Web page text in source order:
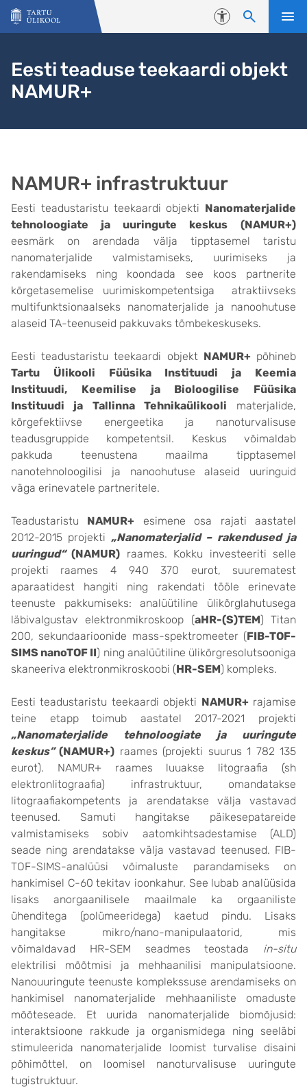
Liigu edasi põhisisu juurde
Juurdepääsetavus
Eesti teaduse teekaardi objekt
NAMUR+
NAMUR+ infrastruktuur
Eesti teadustaristu teekaardi objekti Nanomaterjalide
tehnoloogiate ja uuringute keskus
(NAMUR+)
eesmärk on arendada välja tipptasemel taristu
nanomaterjalide valmistamiseks, uurimiseks ja
rakendamiseks ning koondada see koos partnerite
kõrgetasemelise uurimiskompetentsiga atraktiivseks
multifunktsionaalseks nanomaterjalide ja nanoohutuse
alaseid TA-teenuseid pakkuvaks tõmbekeskuseks.
Eesti teadustaristu teekaardi objekt NAMUR+põhineb
Tartu Ülikooli Füüsika Instituudi ja Keemia
Instituudi, Keemilise ja Bioloogilise Füüsika
Instituudi ja Tallinna Tehnikaülikooli materjalide,
kõrgefektiivse energeetika ja nanoturvalisuse
teadusgruppide kompetentsil. Keskus võimaldab
pakkuda teenustena maailma tipptasemel
nanotehnoloogilisi ja nanoohutuse alaseid uuringuid
väga erinevatele partneritele.
Teadustaristu NAMUR+ esimene osa rajati aastatel
2012-2015 projekti „Nanomaterjalid – rakendused ja
uuringud“(NAMUR) raames. Kokku investeeriti selle
projekti raames 4 940 370 eurot, suurematest
aparaatidest hangiti ning rakendati tööle erinevate
teenuste pakkumiseks: analüütiline ülikõrglahutusega
läbivalgustav elektronmikroskoop (aHR-(S)TEM) Titan
200, sekundaarioonide mass-spektromeeter (FIB-TOF-
SIMS nanoTOF II) ning analüütiline ülikõrgresolutsooniga
skaneeriva elektronmikroskoobi (HR-SEM) kompleks.
Eesti teadustaristu teekaardi objekti NAMUR+rajamise
teine etapp toimub aastatel 2017-2021 projekti
„Nanomaterjalide tehnoloogiate ja uuringute
keskus”(NAMUR+) raames (projekti suurus 1 782 135
eurot). NAMUR+ raames luuakse litograafia (sh
elektronlitograafia) infrastruktuur, omandatakse
litograafiakompetents ja arendatakse välja vastavad
teenused. Samuti hangitakse päikesepatareide
valmistamiseks sobiv aatomkihtsadestamise (ALD)
seade ning arendatakse välja vastavad teenused. FIB-
TOF-SIMS-analüüsi võimaluste parandamiseks on
hankimisel C-60 tekitav ioonkahur. See lubab analüüsida
lisaks anorgaanilisele maailmale ka orgaaniliste
ühenditega (polümeeridega) kaetud pindu. Lisaks
hangitakse mikro/nano-manipulaatorid, mis
võimaldavad HR-SEM seadmes teostada in-situ
elektrilisi mõõtmisi ja mehhaanilisi manipulatsioone.
Nanouuringute teenuste komplekssuse arendamiseks on
hankimisel nanomaterjalide mehhaaniliste omaduste
mõõteseade. Et uurida nanomaterjalide biomõjusid:
interaktsioone rakkude ja organismidega ning seeläbi
stimuleerida nanomaterjalide loomist turvalise disaini
põhimõttel, on loomisel nanoturvalisuse uuringute
tugistruktuur.